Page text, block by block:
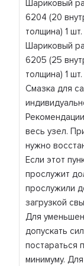
Шариковый
6204 (20
толщина) 1 шт.
Шариковый
6205 (25
толщина) 1 шт.
Смазка для
весь узел.
нужно
Если этот
прослужит
прослужили
загрузкой
Для
допускать
постараться
минимуму.